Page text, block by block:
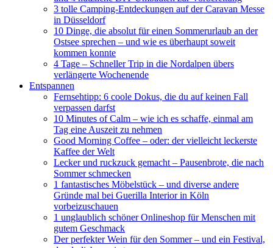
3 tolle Camping-Entdeckungen auf der Caravan Messe
in Düsseldorf
10 Dinge, die absolut für einen Sommerurlaub an der
Ostsee sprechen – und wie es überhaupt soweit
kommen konnte
4 Tage – Schneller Trip in die Nordalpen übers
verlängerte Wochenende
Entspannen
Fernsehtipp: 6 coole Dokus, die du auf keinen Fall
verpassen darfst
10 Minutes of Calm – wie ich es schaffe, einmal am
Tag eine Auszeit zu nehmen
Good Morning Coffee – oder: der vielleicht leckerste
Kaffee der Welt
Lecker und ruckzuck gemacht – Pausenbrote, die nach
Sommer schmecken
1 fantastisches Möbelstück – und diverse andere
Gründe mal bei Guerilla Interior in Köln
vorbeizuschauen
1 unglaublich schöner Onlineshop für Menschen mit
gutem Geschmack
Der perfekter Wein für den Sommer – und ein Festival,